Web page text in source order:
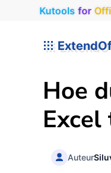
Kutools for
Hoe
Excel
Auteur